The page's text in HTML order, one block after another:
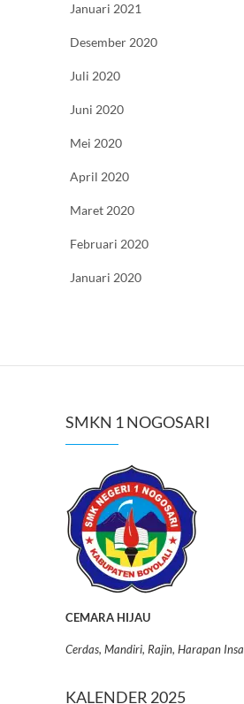
Januari 2021
Desember 2020
Juli 2020
Juni 2020
Mei 2020
April 2020
Maret 2020
Februari 2020
Januari 2020
SMKN 1 NOGOSARI
CEMARA HIJAU
Cerdas, Mandiri, Rajin, Harapan
KALENDER 2025